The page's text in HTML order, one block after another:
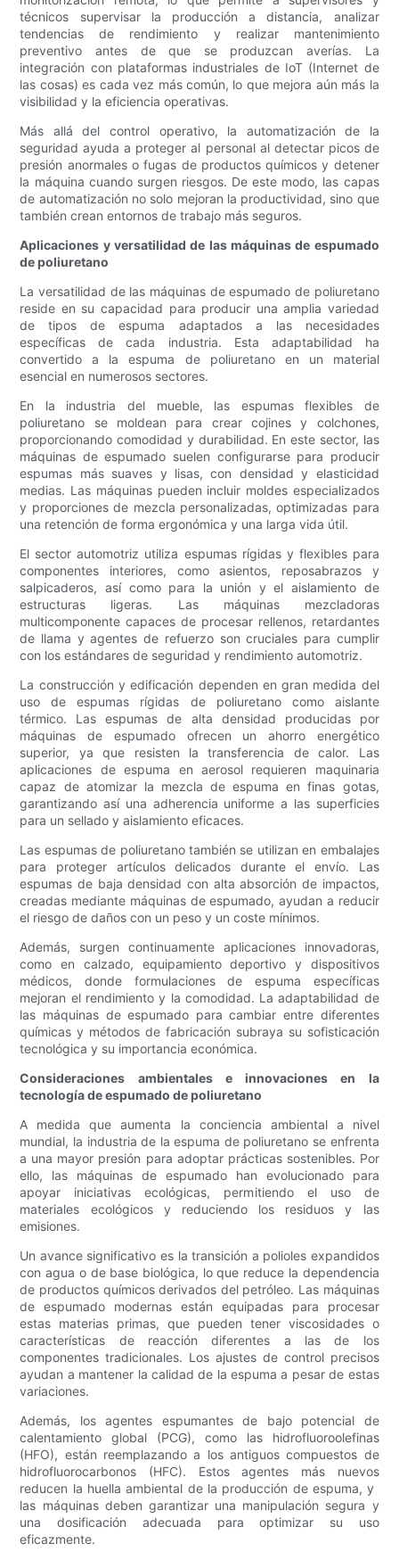
técnicos supervisar la producción a distancia, analizar
tendencias de rendimiento y realizar mantenimiento
preventivo antes de que se produzcan averías. La
integración con plataformas industriales de IoT (Internet de
las cosas) es cada vez más común, lo que mejora aún más la
visibilidad y la eficiencia operativas.
Más allá del control operativo, la automatización de la
seguridad ayuda a proteger al personal al detectar picos de
presión anormales o fugas de productos químicos y detener
la máquina cuando surgen riesgos. De este modo, las capas
de automatización no solo mejoran la productividad, sino que
también crean entornos de trabajo más seguros.
Aplicaciones y versatilidad de las máquinas de espumado
de poliuretano
La versatilidad de las máquinas de espumado de poliuretano
reside en su capacidad para producir una amplia variedad
de tipos de espuma adaptados a las necesidades
específicas de cada industria. Esta adaptabilidad ha
convertido a la espuma de poliuretano en un material
esencial en numerosos sectores.
En la industria del mueble, las espumas flexibles de
poliuretano se moldean para crear cojines y colchones,
proporcionando comodidad y durabilidad. En este sector, las
máquinas de espumado suelen configurarse para producir
espumas más suaves y lisas, con densidad y elasticidad
medias. Las máquinas pueden incluir moldes especializados
y proporciones de mezcla personalizadas, optimizadas para
una retención de forma ergonómica y una larga vida útil.
El sector automotriz utiliza espumas rígidas y flexibles para
componentes interiores, como asientos, reposabrazos y
salpicaderos, así como para la unión y el aislamiento de
estructuras ligeras. Las máquinas mezcladoras
multicomponente capaces de procesar rellenos, retardantes
de llama y agentes de refuerzo son cruciales para cumplir
con los estándares de seguridad y rendimiento automotriz.
La construcción y edificación dependen en gran medida del
uso de espumas rígidas de poliuretano como aislante
térmico. Las espumas de alta densidad producidas por
máquinas de espumado ofrecen un ahorro energético
superior, ya que resisten la transferencia de calor. Las
aplicaciones de espuma en aerosol requieren maquinaria
capaz de atomizar la mezcla de espuma en finas gotas,
garantizando así una adherencia uniforme a las superficies
para un sellado y aislamiento eficaces.
Las espumas de poliuretano también se utilizan en embalajes
para proteger artículos delicados durante el envío. Las
espumas de baja densidad con alta absorción de impactos,
creadas mediante máquinas de espumado, ayudan a reducir
el riesgo de daños con un peso y un coste mínimos.
Además, surgen continuamente aplicaciones innovadoras,
como en calzado, equipamiento deportivo y dispositivos
médicos, donde formulaciones de espuma específicas
mejoran el rendimiento y la comodidad. La adaptabilidad de
las máquinas de espumado para cambiar entre diferentes
químicas y métodos de fabricación subraya su sofisticación
tecnológica y su importancia económica.
Consideraciones ambientales e innovaciones en la
tecnología de espumado de poliuretano
A medida que aumenta la conciencia ambiental a nivel
mundial, la industria de la espuma de poliuretano se enfrenta
a una mayor presión para adoptar prácticas sostenibles. Por
ello, las máquinas de espumado han evolucionado para
apoyar iniciativas ecológicas, permitiendo el uso de
materiales ecológicos y reduciendo los residuos y las
emisiones.
Un avance significativo es la transición a polioles expandidos
con agua o de base biológica, lo que reduce la dependencia
de productos químicos derivados del petróleo. Las máquinas
de espumado modernas están equipadas para procesar
estas materias primas, que pueden tener viscosidades o
características de reacción diferentes a las de los
componentes tradicionales. Los ajustes de control precisos
ayudan a mantener la calidad de la espuma a pesar de estas
variaciones.
Además, los agentes espumantes de bajo potencial de
calentamiento global (PCG), como las hidrofluoroolefinas
(HFO), están reemplazando a los antiguos compuestos de
hidrofluorocarbonos (HFC). Estos agentes más nuevos
reducen la huella ambiental de la producción de espuma, y ​​
las máquinas deben garantizar una manipulación segura y
una dosificación adecuada para optimizar su uso
eficazmente.